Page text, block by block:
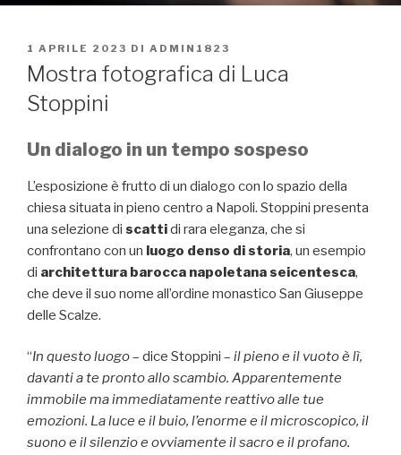
PUBBLICATO
IL
1 APRILE 2023 DI ADMIN1823
Mostra fotografica di Luca
Stoppini
Un dialogo in un tempo sospeso
L’esposizione è frutto di un dialogo con lo spazio della
chiesa situata in pieno centro a Napoli. Stoppini presenta
una selezione di scattidi rara eleganza, che si
confrontano con un luogo denso di storia, un esempio
di architettura barocca napoletana seicentesca,
che deve il suo nome all’ordine monastico San Giuseppe
delle Scalze.
“In questo luogo– dice Stoppini – il pieno e il vuoto è lì,
davanti a te pronto allo scambio. Apparentemente
immobile ma immediatamente reattivo alle tue
emozioni. La luce e il buio, l’enorme e il microscopico, il
suono e il silenzio e ovviamente il sacro e il profano.